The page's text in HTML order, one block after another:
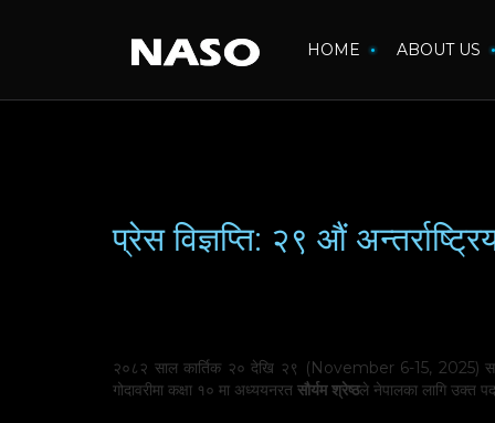
HOME ABOUT US
प्रेस विज्ञप्ति: २९ औं
२०८२ साल कार्तिक २० देखि २९ (November 6-15, 2025) सम्म
गोदावरीमा कक्षा १० मा अध्ययनरत सौर्यम श्रेष्ठले नेपालका लागि उक्त